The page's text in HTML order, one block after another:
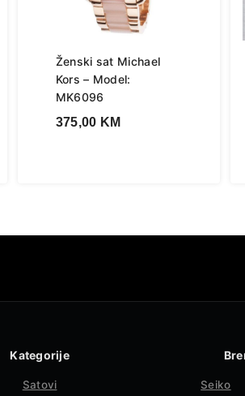
Ženski sat Michael
Kors – Model:
MK6096
375,00 KM
Kategorije
Satovi
Seiko